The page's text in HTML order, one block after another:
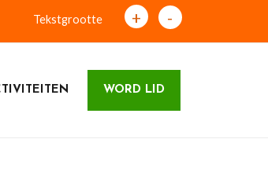
Tekstgrootte + -
WORD LID